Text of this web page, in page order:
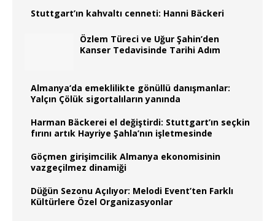
Stuttgart’ın kahvaltı cenneti: Hanni Bäckeri
Özlem Türeci ve Uğur Şahin’den
Kanser Tedavisinde Tarihi Adım
Almanya‘da emeklilikte gönüllü danışmanlar:
Yalçın Çölük sigortalıların yanında
Harman Bäckerei el değiştirdi: Stuttgart’ın seçkin
fırını artık Hayriye Şahla’nın işletmesinde
Göçmen girişimcilik Almanya ekonomisinin
vazgeçilmez dinamiği
Düğün Sezonu Açılıyor: Melodi Event’ten Farklı
Kültürlere Özel Organizasyonlar